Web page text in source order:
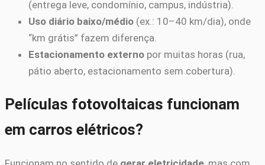
(entrega leve, condomínio, campus, indústria).
Uso diário baixo/médio (ex.: 10–40 km/dia), onde
“km grátis” fazem diferença.
Estacionamento externo por muitas horas (rua,
pátio aberto, estacionamento sem cobertura).
Películas fotovoltaicas funcionam
em carros elétricos?